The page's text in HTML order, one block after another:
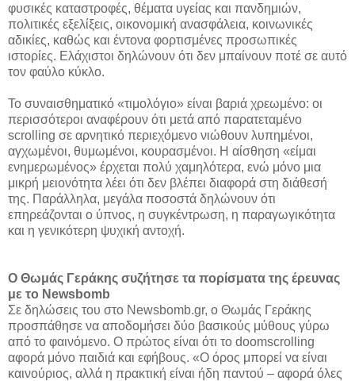
φυσικές καταστροφές, θέματα υγείας και πανδημιών,
πολιτικές εξελίξεις, οικονομική ανασφάλεια, κοινωνικές
αδικίες, καθώς και έντονα φορτισμένες προσωπικές
ιστορίες. Ελάχιστοι δηλώνουν ότι δεν μπαίνουν ποτέ σε αυτό
τον φαύλο κύκλο.
Το συναισθηματικό «τιμολόγιο» είναι βαριά χρεωμένο: οι
περισσότεροι αναφέρουν ότι μετά από παρατεταμένο
scrolling σε αρνητικό περιεχόμενο νιώθουν λυπημένοι,
αγχωμένοι, θυμωμένοι, κουρασμένοι. Η αίσθηση «είμαι
ενημερωμένος» έρχεται πολύ χαμηλότερα, ενώ μόνο μια
μικρή μειονότητα λέει ότι δεν βλέπει διαφορά στη διάθεσή
της. Παράλληλα, μεγάλα ποσοστά δηλώνουν ότι
επηρεάζονται ο ύπνος, η συγκέντρωση, η παραγωγικότητα
και η γενικότερη ψυχική αντοχή.
Ο Θωμάς Γεράκης συζήτησε τα πορίσματα της έρευνας
με το Newsbomb
Σε δηλώσεις του στο Newsbomb.gr, ο Θωμάς Γεράκης
προσπάθησε να αποδομήσει δύο βασικούς μύθους γύρω
από το φαινόμενο. Ο πρώτος είναι ότι το doomscrolling
αφορά μόνο παιδιά και εφήβους. «Ο όρος μπορεί να είναι
καινούριος, αλλά η πρακτική είναι ήδη παντού – αφορά όλες